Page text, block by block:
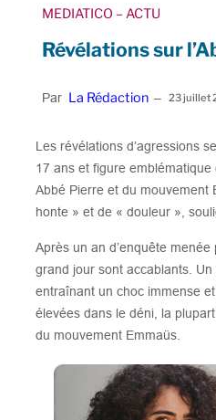
MEDIATICO – ACTU
Révélations sur
Par La Rédaction – 23 juillet
Les révélations d’agressions
17 ans et figure
Abbé Pierre et du mouvement
honte » et de « douleur »,
Après un an d’enquête
grand jour sont accablants.
entraînant un choc immense
élevées dans le déni, la
du mouvement Emmaüs.